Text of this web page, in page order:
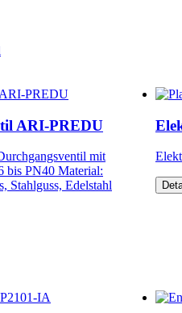
ARI-PREDU
mit
bis PN40 Material:
Stahlguss, Edelstahl